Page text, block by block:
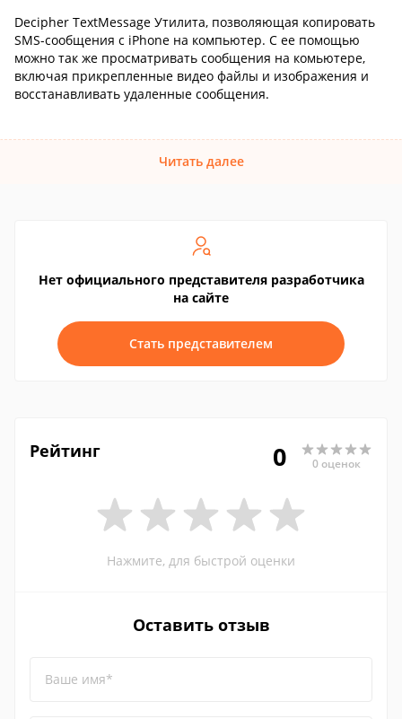
Decipher TextMessage Утилита, позволяющая копировать
SMS-сообщения с iPhone на компьютер. С ее помощью
можно так же просматривать сообщения на комьютере,
включая прикрепленные видео файлы и изображения и
восстанавливать удаленные сообщения.
Читать далее
Нет официального представителя разработчика
на сайте
Стать представителем
Рейтинг 0 0 оценок
Нажмите, для быстрой оценки
Оставить отзыв
Ваше имя*